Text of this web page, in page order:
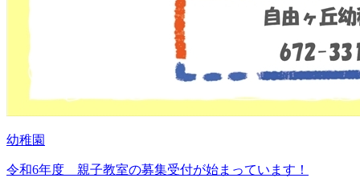
幼稚園
令和6年度 親子教室の募集受付が始まっています！